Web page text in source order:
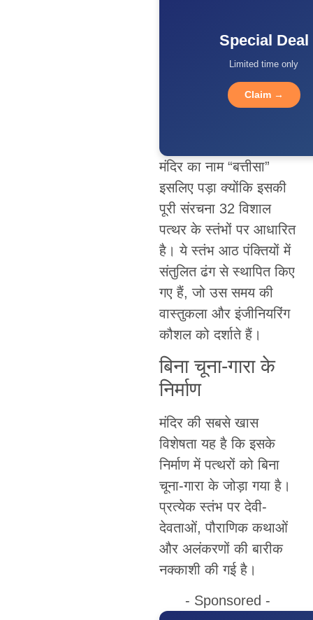
Special Deal
Limited time only
Claim →
मंदिर का नाम “बत्तीसा”
इसलिए पड़ा क्योंकि इसकी
पूरी संरचना 32 विशाल
पत्थर के स्तंभों पर आधारित
है। ये स्तंभ आठ पंक्तियों में
संतुलित ढंग से स्थापित किए
गए हैं, जो उस समय की
वास्तुकला और इंजीनियरिंग
कौशल को दर्शाते हैं।
बिना चूना-गारा के
निर्माण
मंदिर की सबसे खास
विशेषता यह है कि इसके
निर्माण में पत्थरों को बिना
चूना-गारा के जोड़ा गया है।
प्रत्येक स्तंभ पर देवी-
देवताओं, पौराणिक कथाओं
और अलंकरणों की बारीक
नक्काशी की गई है।
- Sponsored -